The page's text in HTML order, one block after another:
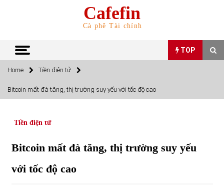
Cafefin
Cà phê Tài chính
TOP
TOP
Top 10 mặt hàng Việt Nam nhập khẩu nhiều nhất tháng
15/06/2022
Home Tiền điện tử
Bitcoin mất đà tăng, thị trường suy yếu với tốc độ cao
Tiền điện tử
Bitcoin mất đà tăng, thị trường suy yếu
với tốc độ cao